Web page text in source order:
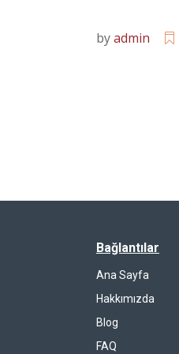
byadmin
Bağlantılar
Ana Sayfa
Hakkımızda
Blog
FAQ